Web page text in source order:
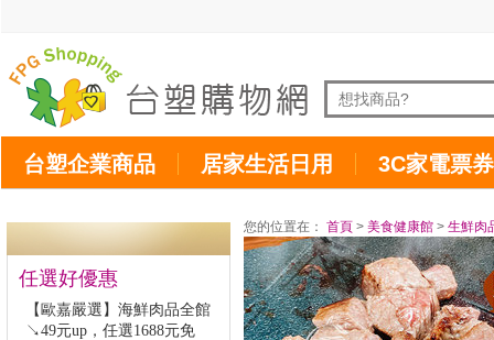
台塑企業商品 居家生活日用 3C家電票券
任選好優惠
【歐嘉嚴選】海鮮肉品全館
↘49元up，任選1688元免
您的位置在： 首頁 > 美食健康館 > 生鮮肉